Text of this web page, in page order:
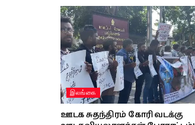
இலங்கை
ஊடக சுதந்திரம் கோரி வடக்கு